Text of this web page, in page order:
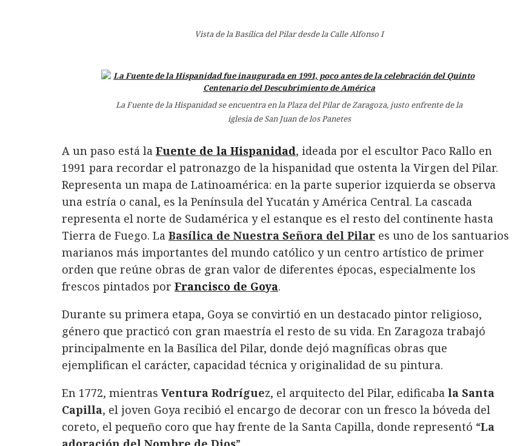
Vista de la Basílica del Pilar desde la Calle Alfonso I
La Fuente de la Hispanidad se encuentra en la Plaza del Pilar de Zaragoza, justo enfrente de la
iglesia de San Juan de los Panetes
A un paso está la Fuente de la Hispanidad, ideada por el escultor Paco Rallo en
1991 para recordar el patronazgo de la hispanidad que ostenta la Virgen del Pilar.
Representa un mapa de Latinoamérica: en la parte superior izquierda se observa
una estría o canal, es la Península del Yucatán y América Central. La cascada
representa el norte de Sudamérica y el estanque es el resto del continente hasta
Tierra de Fuego. La Basílica de Nuestra Señora del Pilar es uno de los santuarios
marianos más importantes del mundo católico y un centro artístico de primer
orden que reúne obras de gran valor de diferentes épocas, especialmente los
frescos pintados por Francisco de Goya.
Durante su primera etapa, Goya se convirtió en un destacado pintor religioso,
género que practicó con gran maestría el resto de su vida. En Zaragoza trabajó
principalmente en la Basílica del Pilar, donde dejó magníficas obras que
ejemplifican el carácter, capacidad técnica y originalidad de su pintura.
En 1772, mientras Ventura Rodríguez, el arquitecto del Pilar, edificaba la Santa
Capilla, el joven Goya recibió el encargo de decorar con un fresco la bóveda del
coreto, el pequeño coro que hay frente de la Santa Capilla, donde representó “La